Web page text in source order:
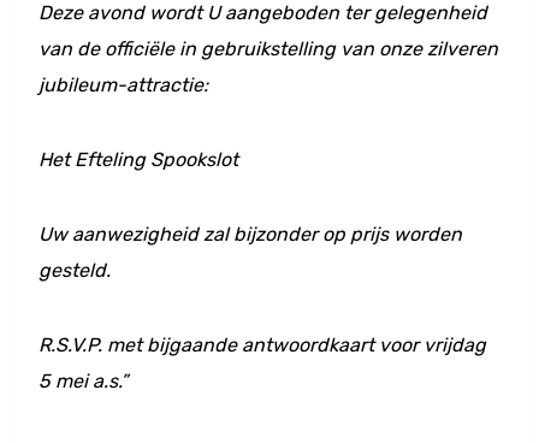
Deze avond wordt U aangeboden ter gelegenheid
van de officiële in gebruikstelling van onze zilveren
jubileum-attractie:
Het Efteling Spookslot
Uw aanwezigheid zal bijzonder op prijs worden
gesteld.
R.S.V.P. met bijgaande antwoordkaart voor vrijdag
5 mei a.s.”